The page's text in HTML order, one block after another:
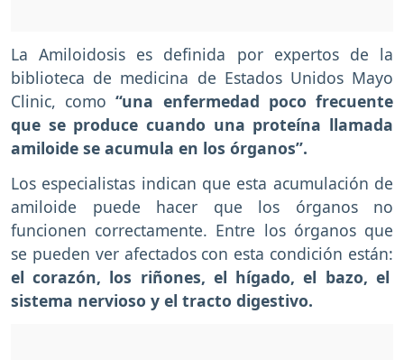
La Amiloidosis es definida por expertos de la
biblioteca de medicina de Estados Unidos Mayo
Clinic, como“una enfermedad poco frecuente
que se produce cuando una proteína llamada
amiloide se acumula en los órganos”.
Los especialistas indican que esta acumulación de
amiloide puede hacer que los órganos no
funcionen correctamente. Entre los órganos que
se pueden ver afectados con esta condición están:
el corazón, los riñones, el hígado, el bazo, el
sistema nervioso y el tracto digestivo.